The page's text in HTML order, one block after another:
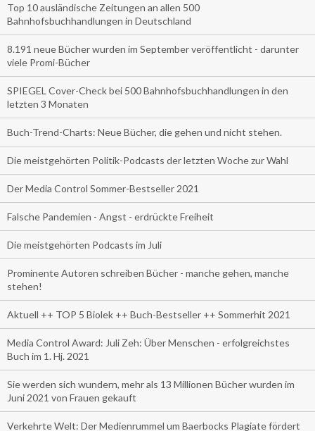
Top 10 ausländische Zeitungen an allen 500
Bahnhofsbuchhandlungen in Deutschland
8.191 neue Bücher wurden im September veröffentlicht - darunter
viele Promi-Bücher
SPIEGEL Cover-Check bei 500 Bahnhofsbuchhandlungen in den
letzten 3 Monaten
Buch-Trend-Charts: Neue Bücher, die gehen und nicht stehen.
Die meistgehörten Politik-Podcasts der letzten Woche zur Wahl
Der Media Control Sommer-Bestseller 2021
Falsche Pandemien - Angst - erdrückte Freiheit
Die meistgehörten Podcasts im Juli
Prominente Autoren schreiben Bücher - manche gehen, manche
stehen!
Aktuell ++ TOP 5 Biolek ++ Buch-Bestseller ++ Sommerhit 2021
Media Control Award: Juli Zeh: Über Menschen - erfolgreichstes
Buch im 1. Hj. 2021
Sie werden sich wundern, mehr als 13 Millionen Bücher wurden im
Juni 2021 von Frauen gekauft
Verkehrte Welt: Der Medienrummel um Baerbocks Plagiate fördert